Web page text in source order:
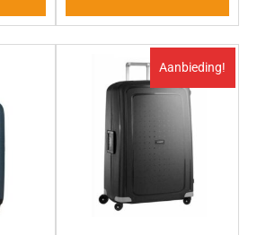
Aanbieding!